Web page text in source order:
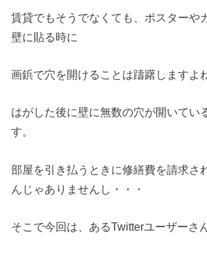
賃貸でもそうでなくても、ポスターや
壁に貼る時に
画鋲で穴を開けることは躊躇しますよ
はがした後に壁に無数の穴が開いてい
す。
部屋を引き払うときに修繕費を請求さ
んじゃありませんし・・・
そこで今回は、あるTwitterユーザーさ